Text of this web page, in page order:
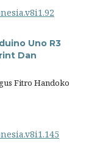
Uno R3
Dan
Fitro Handoko